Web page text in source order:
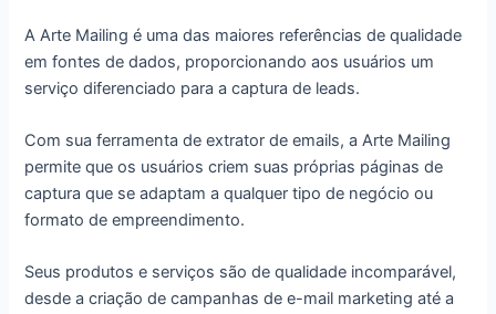
A Arte Mailing é uma das maiores referências de qualidade
em fontes de dados, proporcionando aos usuários um
serviço diferenciado para a captura de leads.
Com sua ferramenta de extrator de emails, a Arte Mailing
permite que os usuários criem suas próprias páginas de
captura que se adaptam a qualquer tipo de negócio ou
formato de empreendimento.
Seus produtos e serviços são de qualidade incomparável,
desde a criação de campanhas de e-mail marketing até a